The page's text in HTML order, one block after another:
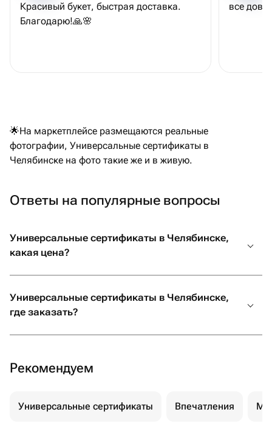
Красивый букет, быстрая доставка.
Благодарю!🙏🌸
все
🌟На маркетплейсе размещаются реальные
фотографии, Универсальные сертификаты в
Челябинске на фото такие же и в живую.
Ответы на популярные вопросы
Универсальные сертификаты в Челябинске,
какая цена?
Универсальные сертификаты в Челябинске,
где заказать?
Рекомендуем
Универсальные сертификаты Впечатления